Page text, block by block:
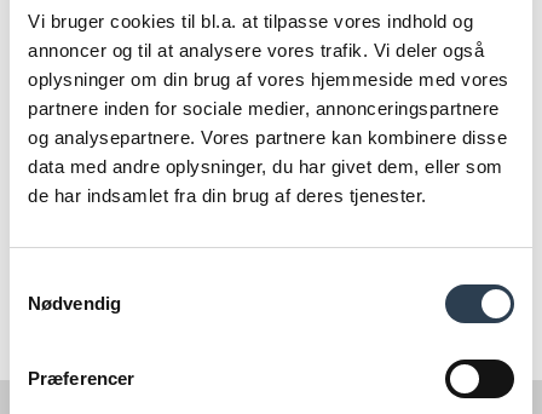
Vi bruger cookies til bl.a. at tilpasse vores indhold og
annoncer og til at analysere vores trafik. Vi deler også
oplysninger om din brug af vores hjemmeside med vores
partnere inden for sociale medier, annonceringspartnere
og analysepartnere. Vores partnere kan kombinere disse
data med andre oplysninger, du har givet dem, eller som
de har indsamlet fra din brug af deres tjenester.
Nødvendig
Præferencer
bestemmelser, som f.eks. ordensbestemmelser og
bestemmelser om husdyrhold.
Se også vores artikel om modelvedtægt.
Bliver din andelsboligforening ikke allerede administreret
hos os, så kan du nemt og hurtigt få et tilbudlige her